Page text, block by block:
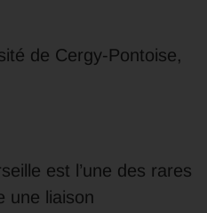
de Cergy-Pontoise,
est l’une des rares
une liaison